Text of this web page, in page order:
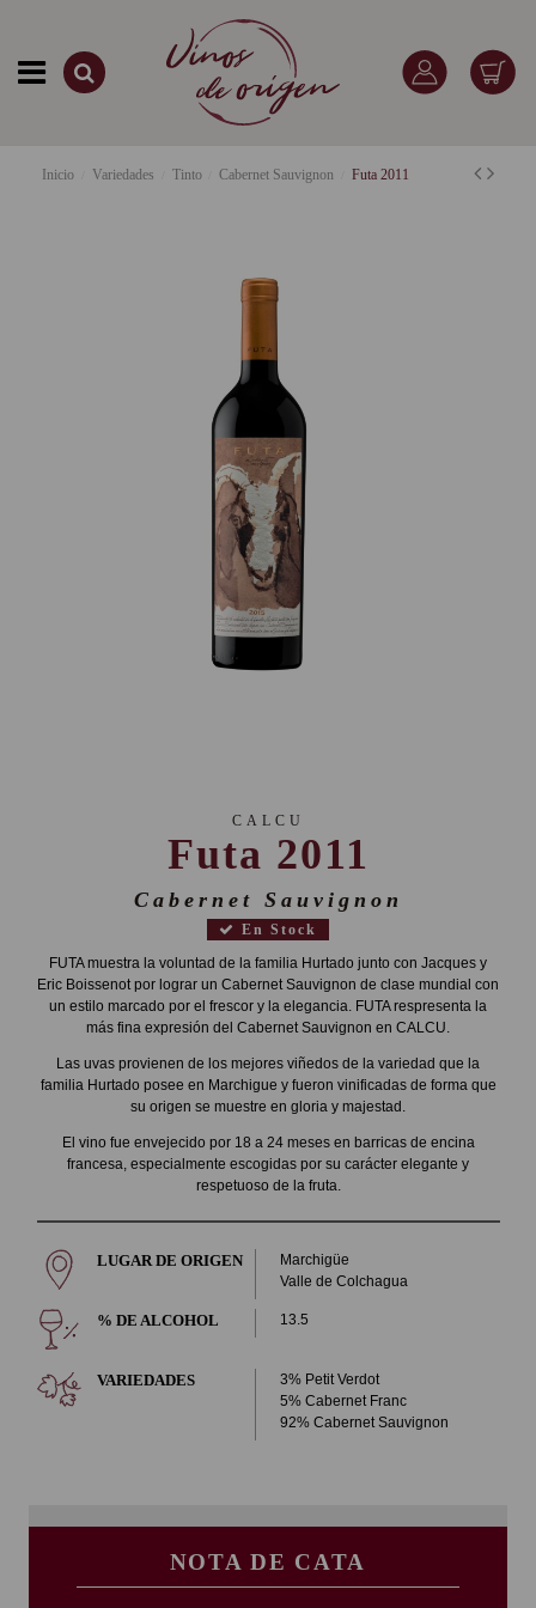
Inicio Variedades Tinto Cabernet Sauvignon Futa 2011
CALCU
Futa 2011
Cabernet Sauvignon
En Stock
FUTA muestra la voluntad de la familia Hurtado junto con Jacques y
Eric Boissenot por lograr un Cabernet Sauvignon de clase mundial con
un estilo marcado por el frescor y la elegancia. FUTA respresenta la
más fina expresión del Cabernet Sauvignon en CALCU.
Las uvas provienen de los mejores viñedos de la variedad que la
familia Hurtado posee en Marchigue y fueron vinificadas de forma que
su origen se muestre en gloria y majestad.
El vino fue envejecido por 18 a 24 meses en barricas de encina
francesa, especialmente escogidas por su carácter elegante y
respetuoso de la fruta.
LUGAR DE ORIGEN
Marchigüe
Valle de Colchagua
% DE ALCOHOL 13.5
VARIEDADES
3% Petit Verdot
5% Cabernet Franc
92% Cabernet Sauvignon
NOTA DE CATA